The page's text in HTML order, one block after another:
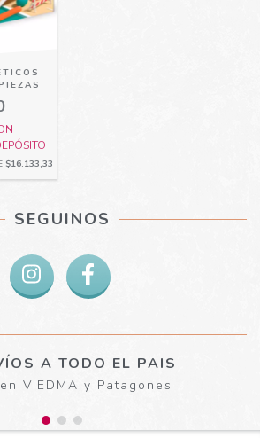
$16.133,33
SEGUINOS
A TODO EL PAIS
VIEDMA y Patagones